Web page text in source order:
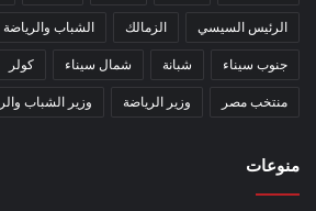
الرئيس السيسي الزمالك الشباب والرياضة
جنوب سيناء شبانة شمال سيناء كولر
منتخب مصر وزير الرياضة وزير الشباب
منوعات